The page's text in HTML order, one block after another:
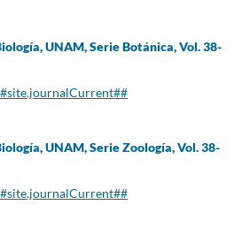
UNAM, Serie Botánica, Vol. 38-
UNAM, Serie Zoología, Vol. 38-